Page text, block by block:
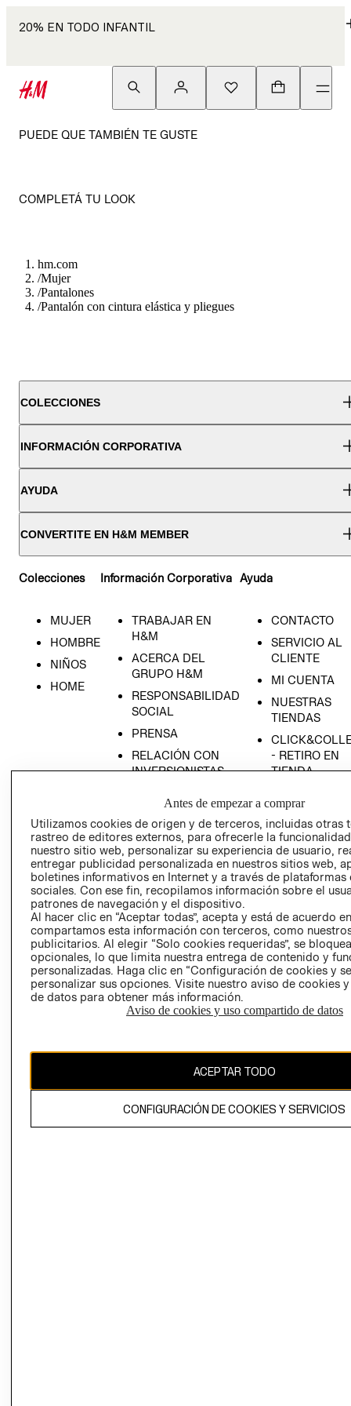
20% EN TODO INFANTIL
PUEDE QUE TAMBIÉN TE GUSTE
COMPLETÁ TU LOOK
hm.com
/Mujer
/Pantalones
/Pantalón con cintura elástica y pliegues
COLECCIONES
INFORMACIÓN CORPORATIVA
AYUDA
CONVERTITE EN H&M MEMBER
Colecciones
MUJER
HOMBRE
NIÑOS
HOME
Información Corporativa
TRABAJAR EN
H&M
ACERCA DEL
GRUPO H&M
RESPONSABILIDAD
SOCIAL
PRENSA
RELACIÓN CON
INVERSIONISTAS
EMPRESARIAL
Ayuda
CONTACTO
SERVICIO AL
CLIENTE
MI CUENTA
NUESTRAS
TIENDAS
- RETIRO EN
TIENDA
CONDICIONES
AVISO DE
PRIVACIDAD
GIFT CARD
AVISO DE
El contenido de esta página web está protegido por copyright y es
propiedad de H&M Hennes & Mauritz AB.
Antes de empezar a comprar
Utilizamos cookies de origen y de terceros, incluidas otras
rastreo de editores externos, para ofrecerle la
nuestro sitio web, personalizar su experiencia de usuario,
entregar publicidad personalizada en nuestros sitios web,
boletines informativos en Internet y a través de plataformas
sociales. Con ese fin, recopilamos información sobre el
patrones de navegación y el dispositivo.
Al hacer clic en “Aceptar todas”, acepta y está de acuerdo
compartamos esta información con terceros, como
publicitarios. Al elegir “Solo cookies requeridas”, se
opcionales, lo que limita nuestra entrega de contenido y
personalizadas. Haga clic en “Configuración de cookies y
personalizar sus opciones. Visite nuestro aviso de cookies
de datos para obtener más información.
Aviso de cookies y uso compartido de datos
ACEPTAR TODO
CONFIGURACIÓN DE COOKIES Y SERVICIOS